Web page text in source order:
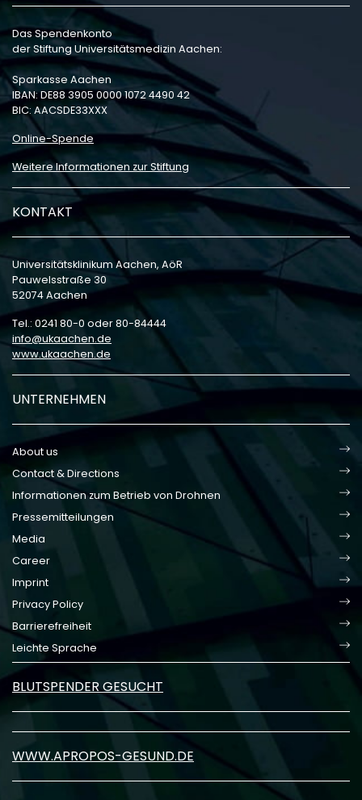
Das Spendenkonto
der Stiftung Universitätsmedizin Aachen:
Sparkasse Aachen
IBAN: DE88 3905 0000 1072 4490 42
BIC: AACSDE33XXX
Online-Spende
Weitere Informationen zur Stiftung
KONTAKT
Universitätsklinikum Aachen, AöR
Pauwelsstraße 30
52074 Aachen
Tel.: 0241 80-0 oder 80-84444
info
ukaachen de
www.ukaachen.de
UNTERNEHMEN
About us
Contact & Directions
Informationen zum Betrieb von Drohnen
Pressemitteilungen
Media
Career
Imprint
Privacy Policy
Barrierefreiheit
Leichte Sprache
BLUTSPENDER GESUCHT
WWW.APROPOS-GESUND.DE